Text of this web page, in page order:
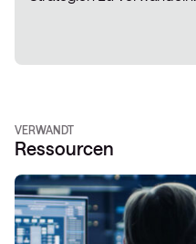
VERWANDT
Ressourcen